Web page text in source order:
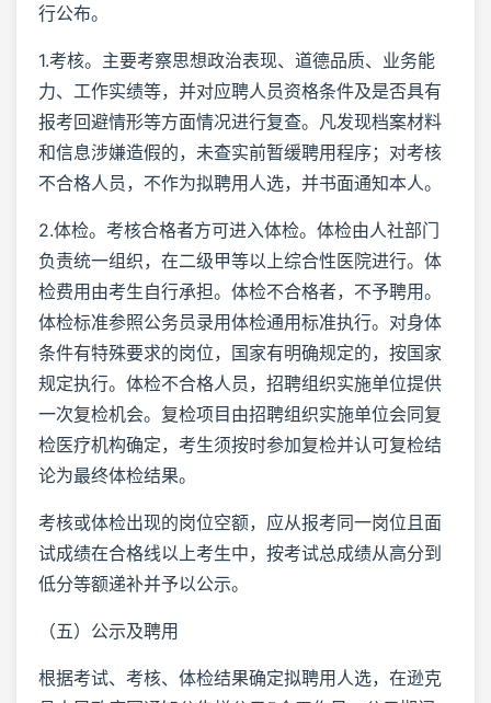
行公布。
1.考核。主要考察思想政治表现、道德品质、业务能
力、工作实绩等，并对应聘人员资格条件及是否具有
报考回避情形等方面情况进行复查。凡发现档案材料
和信息涉嫌造假的，未查实前暂缓聘用程序；对考核
不合格人员，不作为拟聘用人选，并书面通知本人。
2.体检。考核合格者方可进入体检。体检由人社部门
负责统一组织，在二级甲等以上综合性医院进行。体
检费用由考生自行承担。体检不合格者，不予聘用。
体检标准参照公务员录用体检通用标准执行。对身体
条件有特殊要求的岗位，国家有明确规定的，按国家
规定执行。体检不合格人员，招聘组织实施单位提供
一次复检机会。复检项目由招聘组织实施单位会同复
检医疗机构确定，考生须按时参加复检并认可复检结
论为最终体检结果。
考核或体检出现的岗位空额，应从报考同一岗位且面
试成绩在合格线以上考生中，按考试总成绩从高分到
低分等额递补并予以公示。
（五）公示及聘用
根据考试、考核、体检结果确定拟聘用人选，在逊克